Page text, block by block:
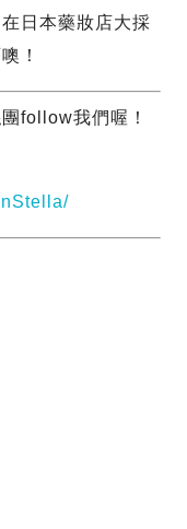
日本藥妝店大採
！
follow我們喔！